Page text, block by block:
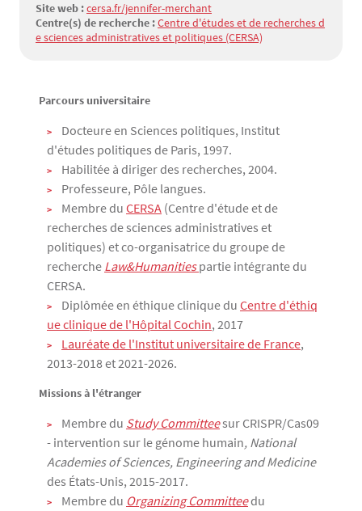
Site web :cersa.fr/jennifer-merchant
Centre(s) de recherche :Centre d'études et de recherches d
e sciences administratives et politiques (CERSA)
Texte
Parcours universitaire
Docteure en Sciences politiques, Institut
d'études politiques de Paris, 1997.
Habilitée à diriger des recherches, 2004.
Professeure, Pôle langues.
Membre du CERSA (Centre d'étude et de
recherches de sciences administratives et
politiques) et co-organisatrice du groupe de
recherche Law&Humanities partie intégrante du
CERSA.
Diplômée en éthique clinique du Centre d'éthiq
ue clinique de l'Hôpital Cochin, 2017
Lauréate de l'Institut universitaire de France,
2013-2018 et 2021-2026.
Missions à l'étranger
Membre du Study Committeesur CRISPR/Cas09
- intervention sur le génome humain, National
Academies of Sciences, Engineering and Medicine
des États-Unis, 2015-2017.
Membre du Organizing Committeedu